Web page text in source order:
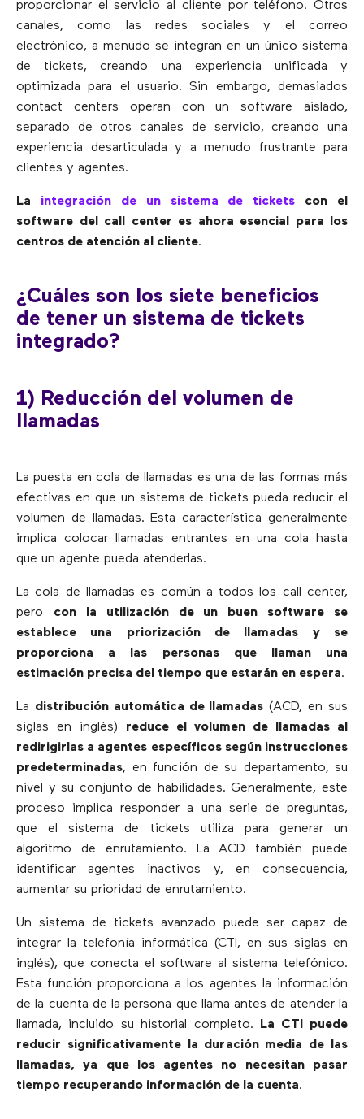
proporcionar el servicio al cliente por teléfono. Otros
canales, como las redes sociales y el correo
electrónico, a menudo se integran en un único sistema
de tickets, creando una experiencia unificada y
optimizada para el usuario. Sin embargo, demasiados
contact centers operan con un software aislado,
separado de otros canales de servicio, creando una
experiencia desarticulada y a menudo frustrante para
clientes y agentes.
La integración de un sistema de tickets con el
software del call center es ahora esencial para los
centros de atención al cliente.
¿Cuáles son los siete beneficios
de tener un sistema de tickets
integrado?
1) Reducción del volumen de
llamadas
La puesta en cola de llamadas es una de las formas más
efectivas en que un sistema de tickets pueda reducir el
volumen de llamadas. Esta característica generalmente
implica colocar llamadas entrantes en una cola hasta
que un agente pueda atenderlas.
La cola de llamadas es común a todos los call center,
pero con la utilización de un buen software se
establece una priorización de llamadas y se
proporciona a las personas que llaman una
estimación precisa del tiempo que estarán en espera.
La distribución automática de llamadas (ACD, en sus
siglas en inglés) reduce el volumen de llamadas al
redirigirlas a agentes específicos según instrucciones
predeterminadas, en función de su departamento, su
nivel y su conjunto de habilidades. Generalmente, este
proceso implica responder a una serie de preguntas,
que el sistema de tickets utiliza para generar un
algoritmo de enrutamiento. La ACD también puede
identificar agentes inactivos y, en consecuencia,
aumentar su prioridad de enrutamiento.
Un sistema de tickets avanzado puede ser capaz de
integrar la telefonía informática (CTI, en sus siglas en
inglés), que conecta el software al sistema telefónico.
Esta función proporciona a los agentes la información
de la cuenta de la persona que llama antes de atender la
llamada, incluido su historial completo.
La CTI puede
reducir significativamente la duración media de las
llamadas, ya que los agentes no necesitan pasar
tiempo recuperando información de la cuenta.